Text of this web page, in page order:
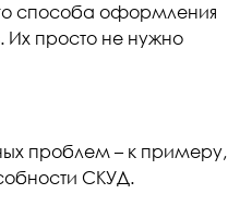
способа оформления
Их просто не нужно
проблем – к примеру,
СКУД.